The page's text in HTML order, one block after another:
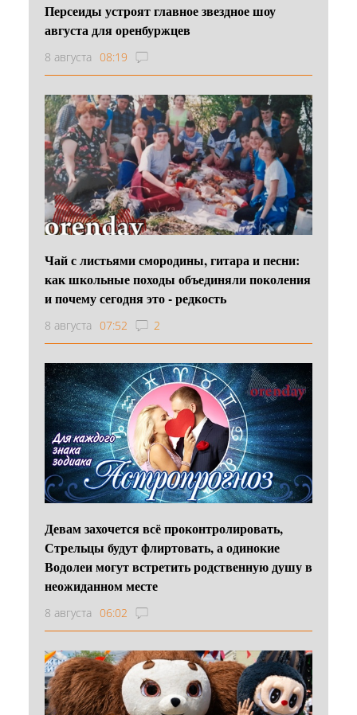
Персеиды устроят главное звездное шоу
августа для оренбуржцев
8 августа 08:19
Чай с листьями смородины, гитара и песни:
как школьные походы объединяли поколения
и почему сегодня это - редкость
8 августа 07:52 2
Девам захочется всё проконтролировать,
Стрельцы будут флиртовать, а одинокие
Водолеи могут встретить родственную душу в
неожиданном месте
8 августа 06:02